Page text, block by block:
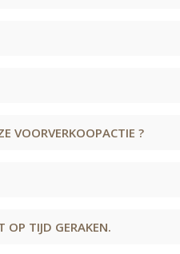
VOORVERKOOPACTIE ?
OP TIJD GERAKEN.